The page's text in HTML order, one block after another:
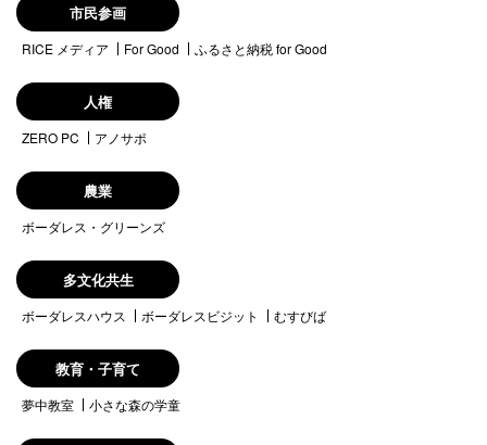
市民参画
RICE メディア For Good ふるさと納税 for Good
人権
ZERO PC アノサポ
農業
ボーダレス・グリーンズ
多文化共生
ボーダレスハウス ボーダレスビジット むすびば
教育・子育て
夢中教室 小さな森の学童